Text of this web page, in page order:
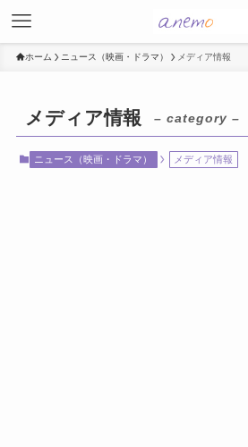
ホーム ニュース（映画・ドラマ） メディア情報
メディア情報 – category –
ニュース（映画・ドラマ） メディア情報